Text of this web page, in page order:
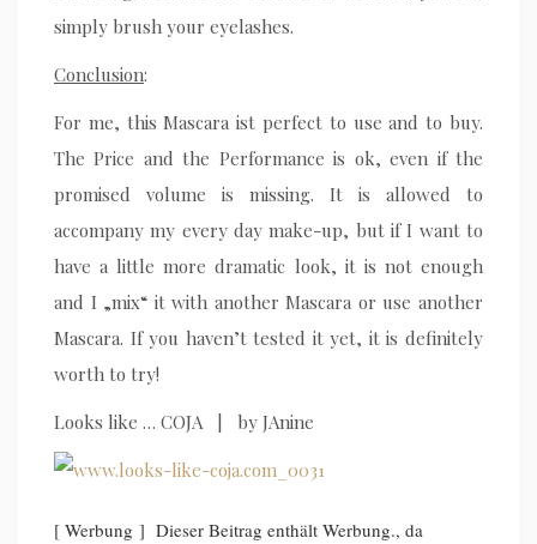
simply brush your eyelashes.
Conclusion:
For me, this Mascara ist perfect to use and to buy.
The Price and the Performance is ok, even if the
promised volume is missing. It is allowed to
accompany my every day make-up, but if I want to
have a little more dramatic look, it is not enough
and I „mix“ it with another Mascara or use another
Mascara. If you haven’t tested it yet, it is definitely
worth to try!
Looks like … COJA | by JAnine
[ Werbung ] Dieser Beitrag enthält Werbung., da